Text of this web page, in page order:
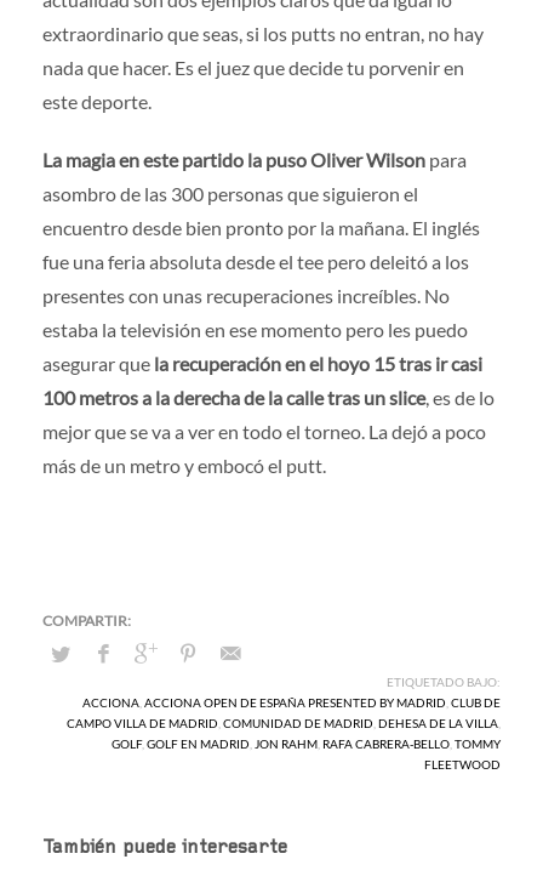
extraordinario que seas, si los putts no entran, no hay
nada que hacer. Es el juez que decide tu porvenir en
este deporte.
La magia en este partido la puso Oliver Wilson para
asombro de las 300 personas que siguieron el
encuentro desde bien pronto por la mañana. El inglés
fue una feria absoluta desde el tee pero deleitó a los
presentes con unas recuperaciones increíbles. No
estaba la televisión en ese momento pero les puedo
asegurar que la recuperación en el hoyo 15 tras ir casi
100 metros a la derecha de la calle tras un slice, es de lo
mejor que se va a ver en todo el torneo. La dejó a poco
más de un metro y embocó el putt.
ETIQUETADO BAJO:
ACCIONA ACCIONA OPEN DE ESPAÑA PRESENTED BY MADRID CLUB DE
CAMPO VILLA DE MADRID COMUNIDAD DE MADRID DEHESA DE LA VILLA
GOLF, GOLF EN MADRID JON RAHM RAFA CABRERA-BELLO TOMMY
FLEETWOOD
También puede interesarte